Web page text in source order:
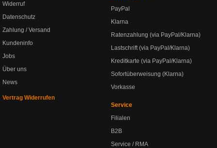
Widerruf
Datenschutz
Zahlung / Versand
Kundeninfo
Jobs
Über uns
News
Vertrag Widerrufen
PayPal
Klarna
Ratenzahlung (via PayPal/Klarna)
Lastschrift (via PayPal/Klarna)
Kreditkarte (via PayPal/Klarna)
Sofortüberweisung (Klarna)
Vorkasse
Service
Filialen
B2B
Service / RMA